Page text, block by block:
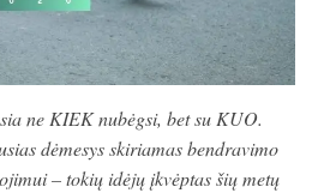
ne KIEK nubėgsi, bet su KUO.
dėmesys skiriamas bendravimo
– tokių idėjų įkvėptas šių metų